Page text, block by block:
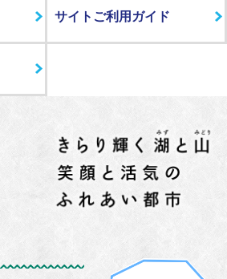
サイトご利用ガイド